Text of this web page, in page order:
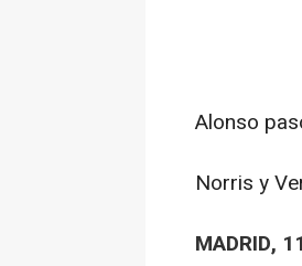
Alonso
Norris y
MADRID,